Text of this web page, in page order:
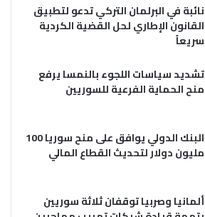
نائبة في البرلمان التركي تدعو لتطبيق
القانون الإطاري لحل القضية الكردية
سريعاً
تشديد سياسات اللجوء بالنمسا يرفع
منح الحماية الفرعية للسوريين
البنك الدولي يوافق على منح سوريا 100
مليون دولار لتحديث القطاع المالي
ألمانيا وصربيا توقفان ثلاثة سوريين